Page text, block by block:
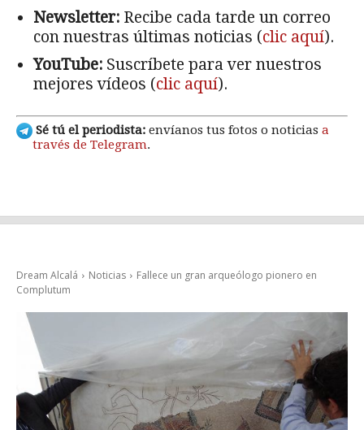
Newsletter: Recibe cada tarde un correo
con nuestras últimas noticias (clic aquí).
YouTube: Suscríbete para ver nuestros
mejores vídeos (clic aquí).
Sé tú el periodista: envíanos tus fotos o noticias a
través de Telegram.